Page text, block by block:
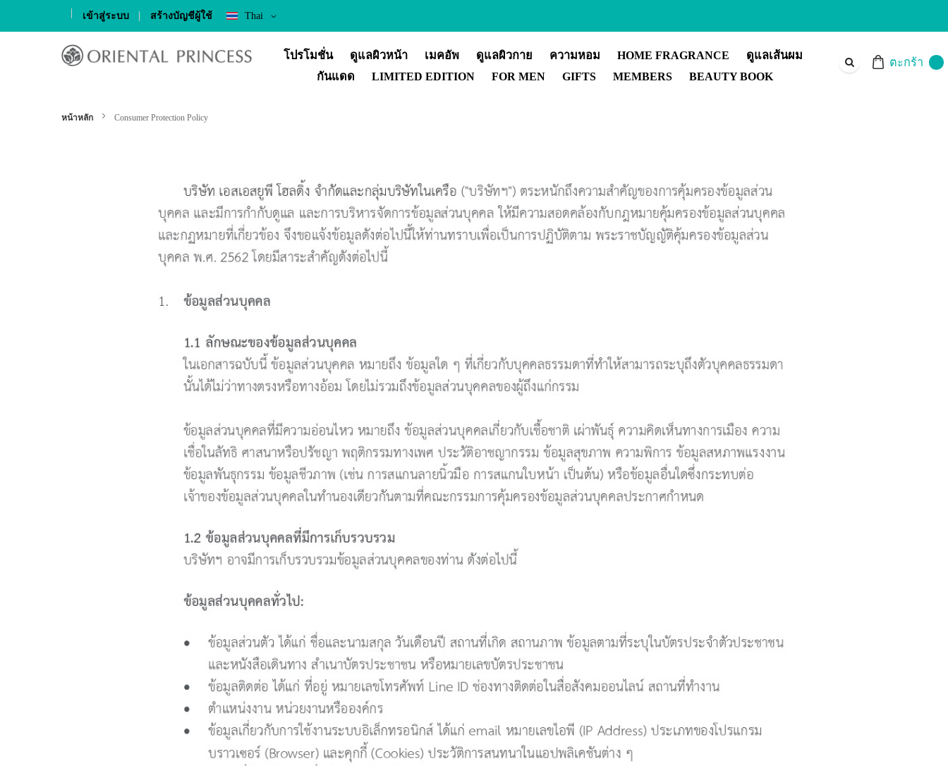
Language
Thai
เข้าสู่ระบบ
สร้างบัญชีผู้ใช้
Skip
to
Content
โปรโมชั่น ดูแลผิวหน้า เมคอัพ ดูแลผิวกาย ความหอม HOME FRAGRANCE
ดูแลเส้นผม
กันแดด
LIMITED EDITION FOR MEN GIFTS MEMBERS BEAUTY BOOK
ตะกร้า
หน้าหลัก Consumer Protection Policy